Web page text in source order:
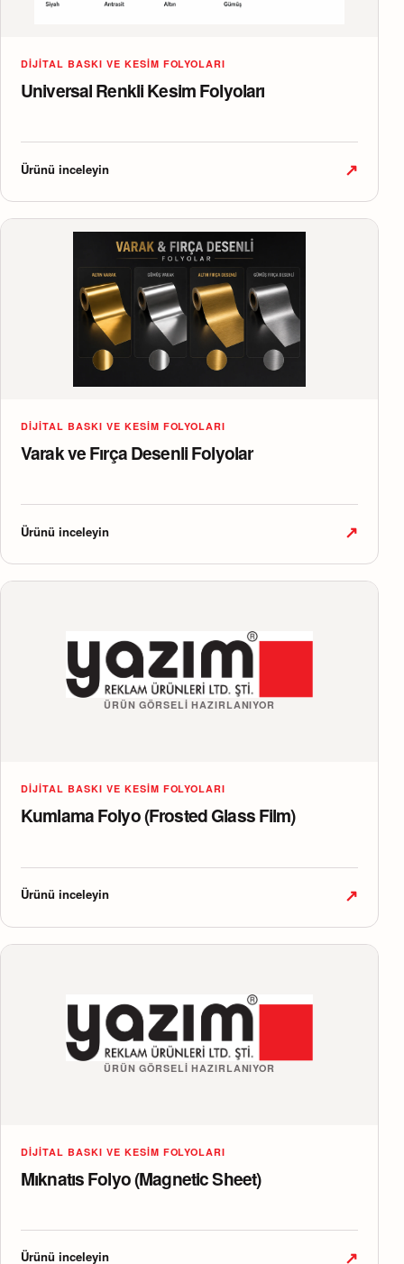
DIJITAL BASKI VE KESIM FOLYOLARI
Universal Renkli Kesim Folyoları
Ürünü inceleyin ↗
DIJITAL BASKI VE KESIM FOLYOLARI
Varak ve Fırça Desenli Folyolar
Ürünü inceleyin ↗
ÜRÜN GÖRSELI HAZIRLANIYOR
DIJITAL BASKI VE KESIM FOLYOLARI
Kumlama Folyo (Frosted Glass Film)
Ürünü inceleyin ↗
ÜRÜN GÖRSELI HAZIRLANIYOR
DIJITAL BASKI VE KESIM FOLYOLARI
Mıknatıs Folyo (Magnetic Sheet)
Ürünü inceleyin ↗